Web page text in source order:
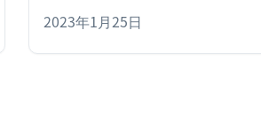
ュールの一般提供を発表しました。
2023年1月25日